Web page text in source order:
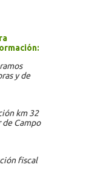
y de
km 32
Campo
fiscal